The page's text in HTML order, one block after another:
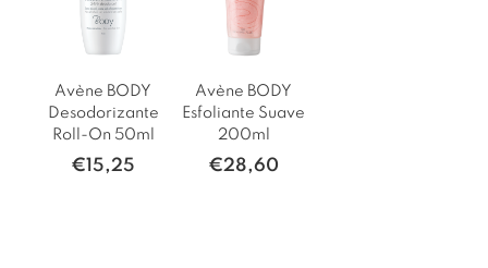
Avène BODY
Desodorizante
Roll-On 50ml
€15,25
Avène BODY
Esfoliante Suave
200ml
€28,60